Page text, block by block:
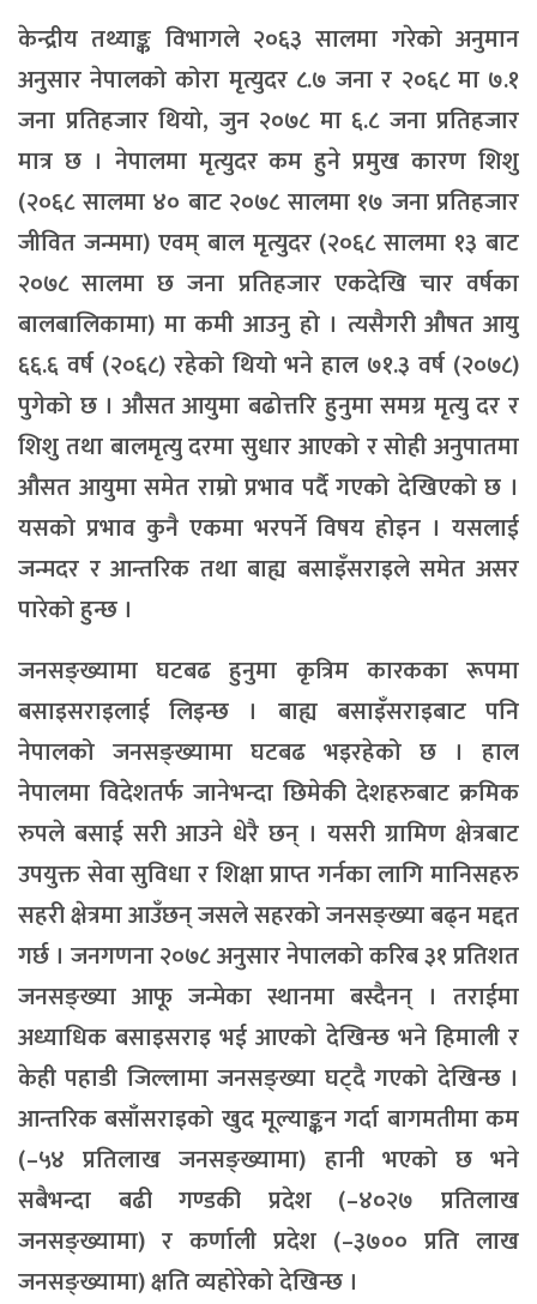
केन्द्रीय तथ्याङ्क विभागले २०६३ सालमा गरेको अनुमान
अनुसार नेपालको कोरा मृत्युदर ८.७ जना र २०६८ मा ७.१
जना प्रतिहजार थियो, जुन २०७८ मा ६.८ जना प्रतिहजार
मात्र छ । नेपालमा मृत्युदर कम हुने प्रमुख कारण शिशु
(२०६८ सालमा ४० बाट २०७८ सालमा १७ जना प्रतिहजार
जीवित जन्ममा) एवम् बाल मृत्युदर (२०६८ सालमा १३ बाट
२०७८ सालमा छ जना प्रतिहजार एकदेखि चार वर्षका
बालबालिकामा) मा कमी आउनु हो । त्यसैगरी औषत आयु
६६.६ वर्ष (२०६८) रहेको थियो भने हाल ७१.३ वर्ष (२०७८)
पुगेको छ । औसत आयुमा बढोत्तरि हुनुमा समग्र मृत्यु दर र
शिशु तथा बालमृत्यु दरमा सुधार आएको र सोही अनुपातमा
औसत आयुमा समेत राम्रो प्रभाव पर्दै गएको देखिएको छ ।
यसको प्रभाव कुनै एकमा भरपर्ने विषय होइन । यसलाई
जन्मदर र आन्तरिक तथा बाह्य बसाइँसराइले समेत असर
पारेको हुन्छ ।
जनसङ्ख्यामा घटबढ हुनुमा कृत्रिम कारकका रूपमा
बसाइसराइलाई लिइन्छ । बाह्य बसाइँसराइबाट पनि
नेपालको जनसङ्ख्यामा घटबढ भइरहेको छ । हाल
नेपालमा विदेशतर्फ जानेभन्दा छिमेकी देशहरुबाट क्रमिक
रुपले बसाई सरी आउने धेरै छन् । यसरी ग्रामिण क्षेत्रबाट
उपयुक्त सेवा सुविधा र शिक्षा प्राप्त गर्नका लागि मानिसहरु
सहरी क्षेत्रमा आउँछन् जसले सहरको जनसङ्ख्या बढ्न मद्दत
गर्छ । जनगणना २०७८ अनुसार नेपालको करिब ३१ प्रतिशत
जनसङ्ख्या आफू जन्मेका स्थानमा बस्दैनन् । तराईमा
अध्याधिक बसाइसराइ भई आएको देखिन्छ भने हिमाली र
केही पहाडी जिल्लामा जनसङ्ख्या घट्दै गएको देखिन्छ ।
आन्तरिक बसाँसराइको खुद मूल्याङ्कन गर्दा बागमतीमा कम
(–५४ प्रतिलाख जनसङ्ख्यामा) हानी भएको छ भने
सबैभन्दा बढी गण्डकी प्रदेश (–४०२७ प्रतिलाख
जनसङ्ख्यामा) र कर्णाली प्रदेश (–३७०० प्रति लाख
जनसङ्ख्यामा) क्षति व्यहोरेको देखिन्छ ।